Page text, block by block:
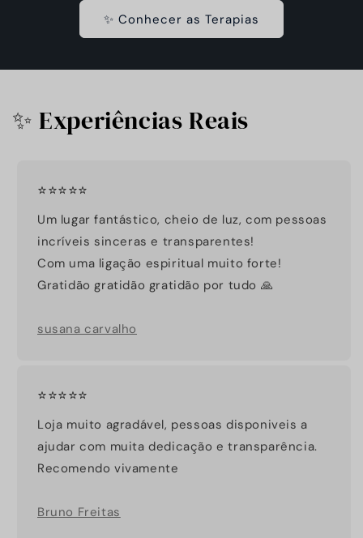
✨ Conhecer as Terapias
✨ Experiências Reais
⭐⭐⭐⭐⭐
Um lugar fantástico, cheio de luz, com pessoas
incríveis sinceras e transparentes!
Com uma ligação espiritual muito forte!
Gratidão gratidão gratidão por tudo 🙏
susana carvalho
⭐⭐⭐⭐⭐
Loja muito agradável, pessoas disponiveis a
ajudar com muita dedicação e transparência.
Recomendo vivamente
Bruno Freitas